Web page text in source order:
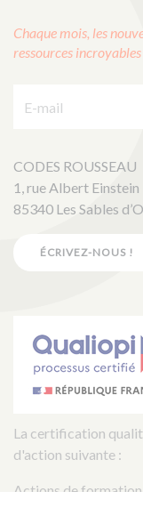
Chaque mois, les
ressources
CODES ROUSSEAU
1, rue Albert Einstein
85340 Les Sables
ÉCRIVEZ-NOUS !
La certification
d'action suivante :
Actions de formation